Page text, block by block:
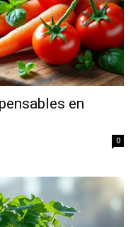
en
0